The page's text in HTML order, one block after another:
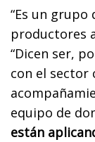
“Es un grupo
productores
“Dicen ser,
con el sector
equipo de
están